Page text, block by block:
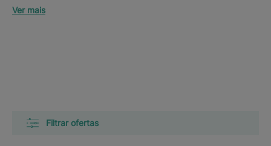
Ver mais
Filtrar ofertas